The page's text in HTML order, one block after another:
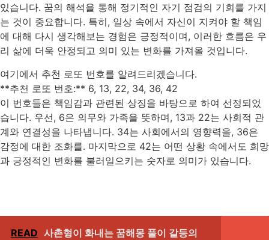
있습니다. 꿈의 해석을 통해 정기적인 자기 점검의 기회를 가지
는 것이 중요합니다. 특히, 일상 속에서 자신이 지켜야 할 책임
에 대해 다시 생각해보는 경험은 긍정적이며, 이러한 흐름은 우
리 삶에 더욱 안정되고 의미 있는 변화를 가져올 것입니다.
여기에서 추천 로또 번호를 알려드리겠습니다.
**추천 로또 번호:** 6, 13, 22, 34, 36, 42
이 번호들은 책임감과 관련된 상징을 바탕으로 하여 선정되었
습니다. 우선, 6은 의무와 가족을 뜻하며, 13과 22는 사회적 관
계와 연결성을 나타냅니다. 34는 사회에서의 영향력을, 36은
감정에 대한 조화를. 마지막으로 42는 어떤 상황 속에서도 희망
과 긍정적인 변화를 불러일으키는 숫자로 의미가 있습니다.
READ 사촌형이 화내는 꿈해몽 풀이 갈등의